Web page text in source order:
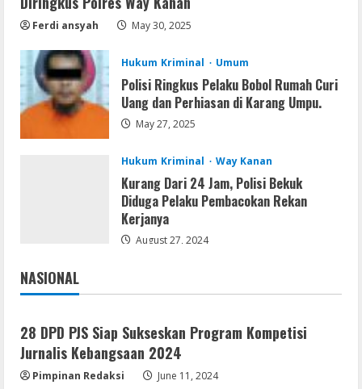
Adobe Acrobat Pro 2021 Portable only
[100% Worked] [Windows] 2025
VL
Office 2021 Home & Student 64 bit ISO
Image .tоr𝚛еnt
August 7, 2026
Ferdi ansyah May 30, 2025
Hukum Kriminal Umum
Polisi Ringkus Pelaku Bobol Rumah Curi
Uang dan Perhiasan di Karang Umpu.
May 27, 2025
Hukum Kriminal Way Kanan
Kurang Dari 24 Jam, Polisi Bekuk
Diduga Pelaku Pembacokan Rekan
Kerjanya
August 27, 2024
NASIONAL
Jakarta
28 DPD PJS Siap Sukseskan Program Kompetisi
Jurnalis Kebangsaan 2024
Pimpinan Redaksi June 11, 2024